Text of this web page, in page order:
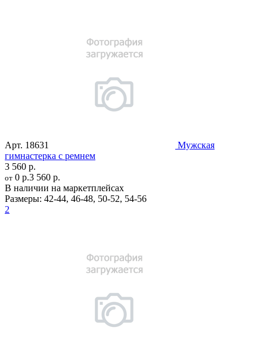
Арт. 18631
Мужская
гимнастерка с ремнем
3 560 р.
от 0 р.3 560 р.
В наличии на маркетплейсах
Размеры: 42-44, 46-48, 50-52, 54-56
2